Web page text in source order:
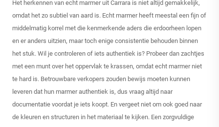
Het herkennen van echt marmer uit Carrara is niet altijd gemakkelijk,
omdat het zo subtiel van aard is. Echt marmer heeft meestal een fijn of
middelmatig korrel met die kenmerkende aders die erdoorheen lopen
en er anders uitzien, maar toch enige consistentie behouden binnen
het stuk. Wil je controleren of iets authentiek is? Probeer dan zachtjes
met een munt over het oppervlak te krassen, omdat echt marmer niet
te hard is. Betrouwbare verkopers zouden bewijs moeten kunnen
leveren dat hun marmer authentiek is, dus vraag altijd naar
documentatie voordat je iets koopt. En vergeet niet om ook goed naar
de kleuren en structuren in het materiaal te kijken. Een zorgvuldige